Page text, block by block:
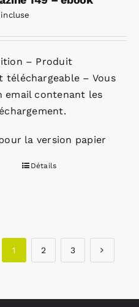
– Produit
téléchargeable – Vous
email contenant les
la version papier
Détails
1 2 3